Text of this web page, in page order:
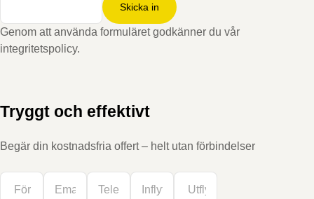
Skicka in
Genom att använda formuläret godkänner du vår
integritetspolicy.
Tryggt och effektivt
Begär din kostnadsfria offert – helt utan förbindelser